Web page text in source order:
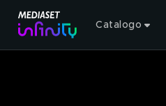
Catalogo